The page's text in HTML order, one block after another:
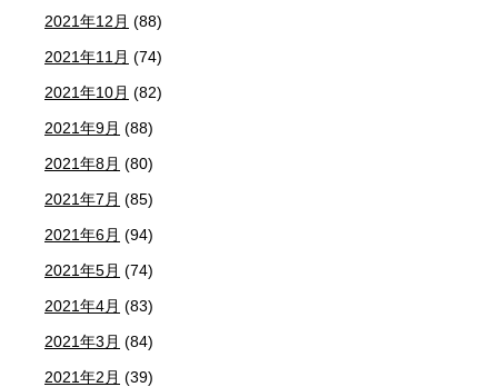
2021年12月 (88)
2021年11月 (74)
2021年10月 (82)
2021年9月 (88)
2021年8月 (80)
2021年7月 (85)
2021年6月 (94)
2021年5月 (74)
2021年4月 (83)
2021年3月 (84)
2021年2月 (39)